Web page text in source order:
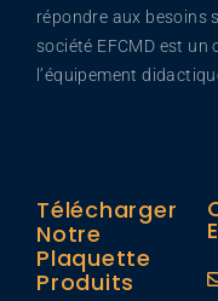
répondre aux besoins
société EFCMD est
l’équipement
Télécharger
Notre
Plaquette
Produits